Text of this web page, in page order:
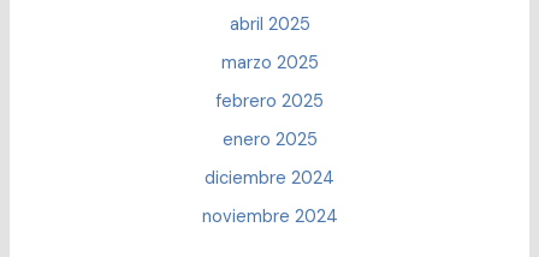
abril 2025
marzo 2025
febrero 2025
enero 2025
diciembre 2024
noviembre 2024